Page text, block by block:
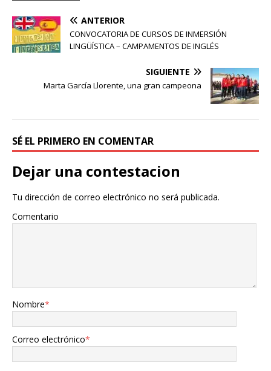
ANTERIOR
CONVOCATORIA DE CURSOS DE INMERSIÓN
LINGÜÍSTICA – CAMPAMENTOS DE INGLÉS
SIGUIENTE
Marta García Llorente, una gran campeona
SÉ EL PRIMERO EN COMENTAR
Dejar una contestacion
Tu dirección de correo electrónico no será publicada.
Comentario
Nombre*
Correo electrónico*